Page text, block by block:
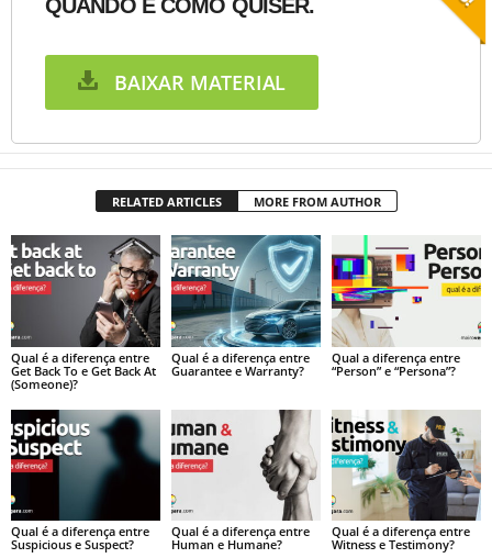
QUANDO E COMO QUISER.
BAIXAR MATERIAL
RELATED ARTICLES MORE FROM AUTHOR
Qual é a diferença entre
Get Back To e Get Back At
(Someone)?
Qual é a diferença entre
Guarantee e Warranty?
Qual a diferença entre
“Person” e “Persona”?
Qual é a diferença entre
Suspicious e Suspect?
Qual é a diferença entre
Human e Humane?
Qual é a diferença entre
Witness e Testimony?